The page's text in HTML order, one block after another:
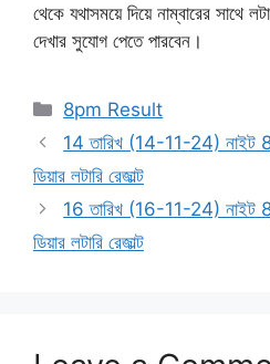
থেকে যথাসময়ে দিয়ে নাম্বারের সাথে
দেখার সুযোগ পেতে পারবেন।
Categories
8pm Result
14 তারিখ (14-11-24) নাইট
ডিয়ার লটারি রেজাল্ট
16 তারিখ (16-11-24) নাইট
ডিয়ার লটারি রেজাল্ট